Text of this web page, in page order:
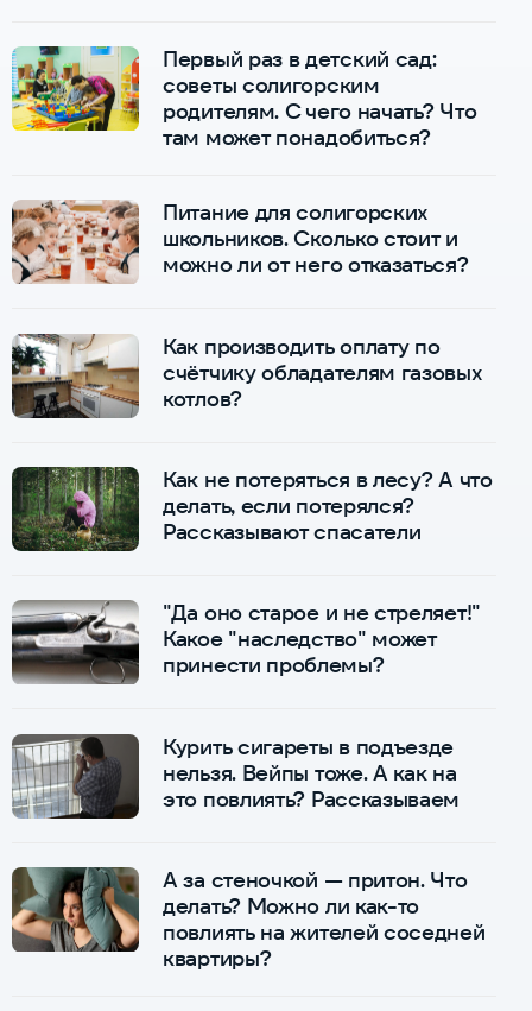
Первый раз в детский сад:
советы солигорским
родителям. С чего начать? Что
там может понадобиться?
Питание для солигорских
школьников. Сколько стоит и
можно ли от него отказаться?
Как производить оплату по
счётчику обладателям газовых
котлов?
Как не потеряться в лесу? А что
делать, если потерялся?
Рассказывают спасатели
"Да оно старое и не стреляет!"
Какое "наследство" может
принести проблемы?
Курить сигареты в подъезде
нельзя. Вейпы тоже. А как на
это повлиять? Рассказываем
А за стеночкой — притон. Что
делать? Можно ли как-то
повлиять на жителей соседней
квартиры?